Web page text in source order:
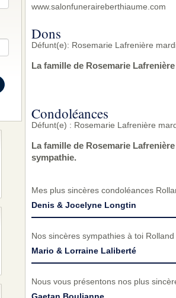
www.salonfuneraireberthiaume.com
Dons
Défunt(e): Rosemarie Lafrenière
La famille de Rosemarie
Condoléances
Défunt(e) : Rosemarie Lafrenière
La famille de Rosemarie
sympathie.
Mes plus sincères condoléances
Denis & Jocelyne Longtin
Nos sincères sympathies à toi
Mario & Lorraine Laliberté
Nous vous présentons nos plus